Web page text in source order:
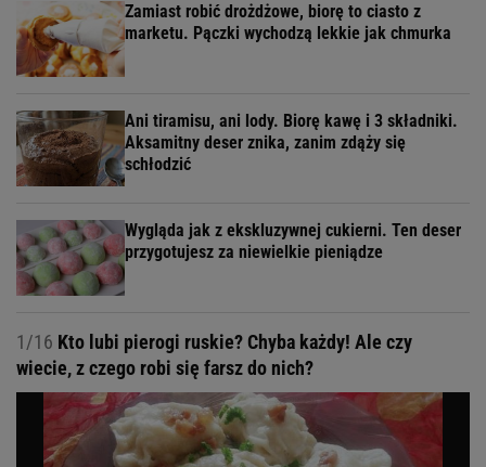
Zamiast robić drożdżowe, biorę to ciasto z
marketu. Pączki wychodzą lekkie jak chmurka
Ani tiramisu, ani lody. Biorę kawę i 3 składniki.
Aksamitny deser znika, zanim zdąży się
schłodzić
Wygląda jak z ekskluzywnej cukierni. Ten deser
przygotujesz za niewielkie pieniądze
1/16 Kto lubi pierogi ruskie? Chyba każdy! Ale czy
wiecie, z czego robi się farsz do nich?